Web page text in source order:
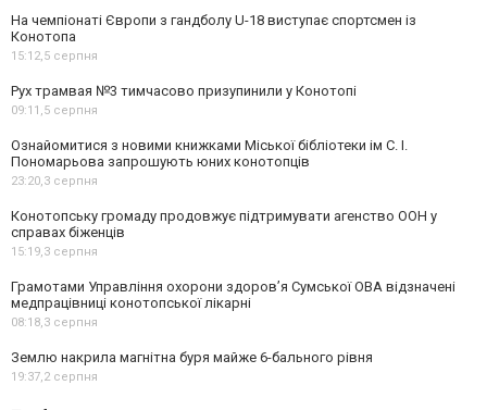
На чемпіонаті Європи з гандболу U-18 виступає спортсмен із
Конотопа
15:12,5 серпня
Рух трамвая №3 тимчасово призупинили у Конотопі
09:11,5 серпня
Ознайомитися з новими книжками Міської бібліотеки ім С. І.
Пономарьова запрошують юних конотопців
23:20,3 серпня
Конотопську громаду продовжує підтримувати агенство ООН у
справах біженців
15:19,3 серпня
Грамотами Управління охорони здоров’я Сумської ОВА відзначені
медпрацівниці конотопської лікарні
08:18,3 серпня
Землю накрила магнітна буря майже 6-бального рівня
19:37,2 серпня